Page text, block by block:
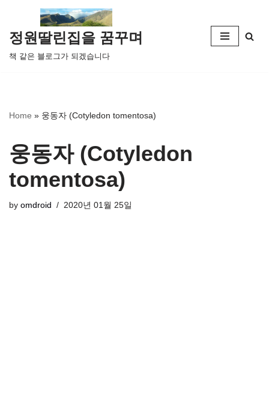
콘
텐
츠
뛰
정원딸린집을 꿈꾸며
책 같은 블로그가 되겠습니다
Home » 웅동자 (Cotyledon tomentosa)
웅동자 (Cotyledon
tomentosa)
by omdroid 2020년 01월 25일